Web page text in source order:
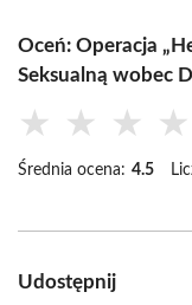
Oceń: Operacja
Seksualną wobec
★ ★ ★ ★
Średnia ocena: 4.5
Udostępnij